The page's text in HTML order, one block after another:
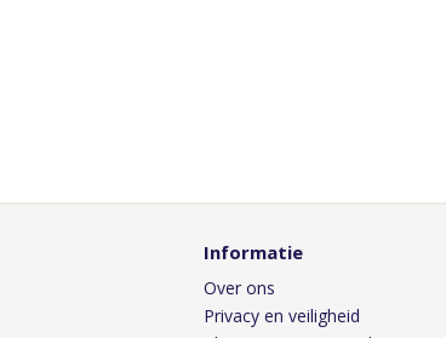
Informatie
Over ons
Privacy en veiligheid